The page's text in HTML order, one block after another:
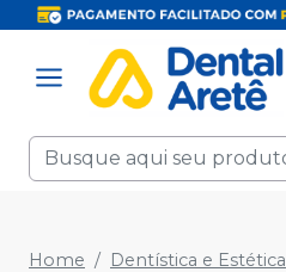
Home Dentística e Estética